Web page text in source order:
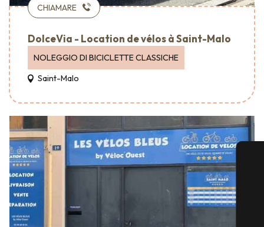
CHIAMARE
DolceVia - Location de vélos à Saint-Malo
NOLEGGIO DI BICICLETTE CLASSICHE
Saint-Malo